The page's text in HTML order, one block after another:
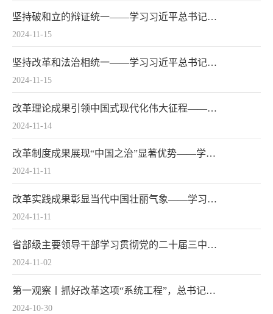
2024-11-15
坚持破和立的辩证统一——学习习近平总书记在省部级主要领导干部专题研讨班开班式重要讲话精神系列述评之五
2024-11-15
坚持改革和法治相统一——学习习近平总书记在省部级主要领导干部专题研讨班开班式重要讲话精神系列述评之四
2024-11-14
改革理论成果引领中国式现代化伟大征程——学习习近平总书记在省部级主要领导干部专题研讨班开班式重要讲话精神系列述评之三
2024-11-11
改革制度成果展现“中国之治”显著优势——学习习近平总书记在省部级主要领导干部专题研讨班开班式重要讲话精神系列述评之二
2024-11-11
改革实践成果彰显当代中国壮丽气象——学习习近平总书记在省部级主要领导干部专题研讨班开班式重要讲话精神系列述评之一
2024-11-02
省部级主要领导干部学习贯彻党的二十届三中全会精神专题研讨班结业 蔡奇出席结业式并作总结讲话
2024-10-30
第一观察丨抓好改革这项“系统工程”，总书记阐明四对关系